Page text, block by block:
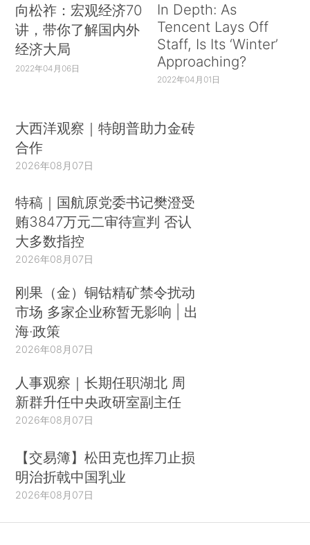
向松祚：宏观经济70
讲，带你了解国内外
经济大局
2022年04月06日
In Depth: As
Tencent Lays Off
Staff, Is Its ‘Winter’
Approaching?
2022年04月01日
大西洋观察｜特朗普助力金砖
合作
2026年08月07日
特稿｜国航原党委书记樊澄受
贿3847万元二审待宣判 否认
大多数指控
2026年08月07日
刚果（金）铜钴精矿禁令扰动
市场 多家企业称暂无影响 | 出
海·政策
2026年08月07日
人事观察｜长期任职湖北 周
新群升任中央政研室副主任
2026年08月07日
【交易簿】松田克也挥刀止损
明治折戟中国乳业
2026年08月07日